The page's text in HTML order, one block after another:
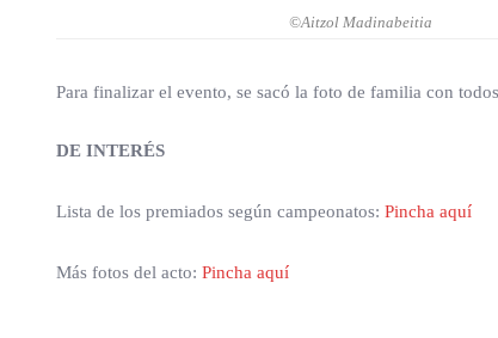
©Aitzol Madinabeitia
Para finalizar el evento, se sacó la foto de familia con
DE INTERÉS
Lista de los premiados según campeonatos: Pincha aquí
Más fotos del acto: Pincha aquí